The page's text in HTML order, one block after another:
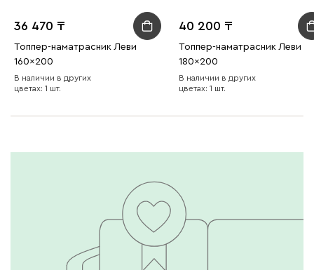
36 470
Топпер-наматрасник Леви
160x200
В наличии в других
цветах: 1 шт.
40 200
Топпер-наматрасник Леви
180x200
В наличии в других
цветах: 1 шт.